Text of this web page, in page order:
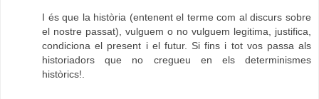
I és que la història (entenent el terme com al discurs sobre
el nostre passat), vulguem o no vulguem legitima, justifica,
condiciona el present i el futur. Si fins i tot vos passa als
historiadors que no cregueu en els determinismes
històrics!.